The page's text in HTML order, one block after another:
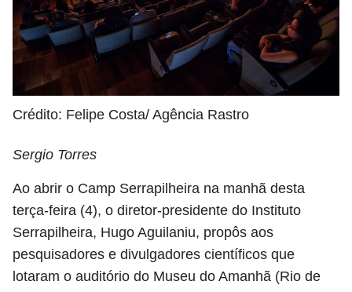
Crédito: Felipe Costa/ Agência Rastro
Sergio Torres
Ao abrir o Camp Serrapilheira na manhã desta
terça-feira (4), o diretor-presidente do Instituto
Serrapilheira, Hugo Aguilaniu, propôs aos
pesquisadores e divulgadores científicos que
lotaram o auditório do Museu do Amanhã (Rio de